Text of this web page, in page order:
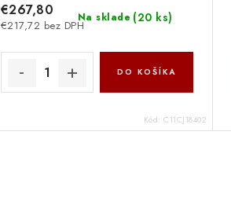
Na sklade (20 ks)
€217,72 bez DPH
€267,80
DO KOŠÍKA
Kód: C11CJ18402